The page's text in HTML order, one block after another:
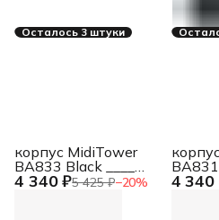
Осталось 3 штуки
4 340 ₽5 425 ₽−20%
корпус MidiTower
BA833 Black ____
U3.0*2+A(HD) ATX,
4 340
BA831